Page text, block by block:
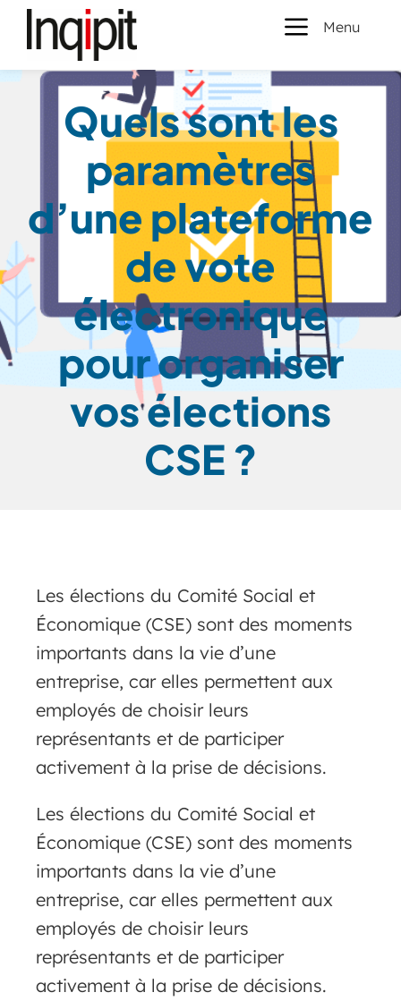
Menu
Quels sont les
paramètres
d’une plateforme
de vote
électronique
pour organiser
vos élections
CSE ?
Les élections du Comité Social et
Économique (CSE) sont des moments
importants dans la vie d’une
entreprise, car elles permettent aux
employés de choisir leurs
représentants et de participer
activement à la prise de décisions.
Les élections du Comité Social et
Économique (CSE) sont des moments
importants dans la vie d’une
entreprise, car elles permettent aux
employés de choisir leurs
représentants et de participer
activement à la prise de décisions.